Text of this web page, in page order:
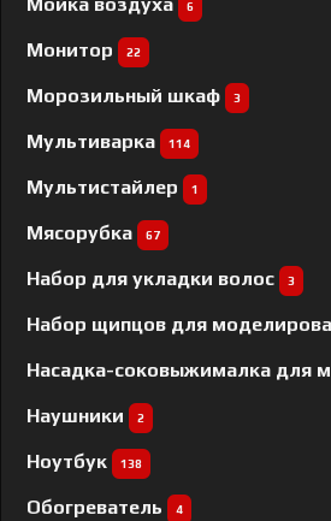
6
Монитор 22
Морозильный шкаф 3
Мультиварка 114
Мультистайлер 1
Мясорубка 67
Набор для укладки волос 3
Набор щипцов для
Насадка-соковыжималка для
Наушники 2
Ноутбук 138
Обогреватель 4